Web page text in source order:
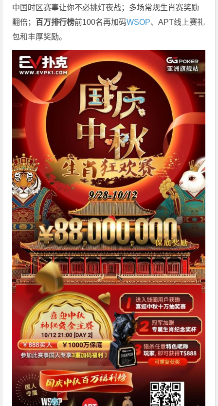
中国时区赛事让你不必挑灯夜战； 多场常规生肖赛奖励
翻倍； 百万排行榜前100名再加码WSOP、APT线上赛礼
包和丰厚奖励。